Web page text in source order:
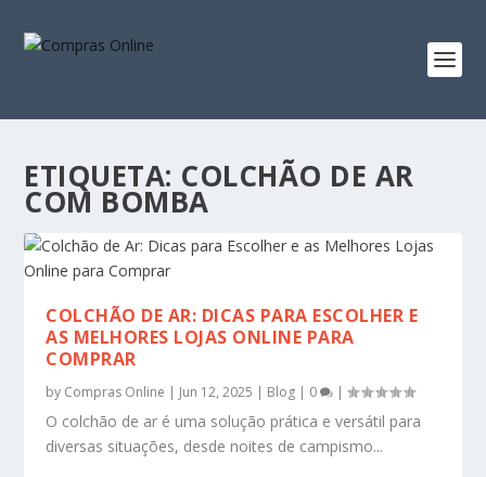
ETIQUETA: COLCHÃO DE AR
COM BOMBA
COLCHÃO DE AR: DICAS PARA ESCOLHER E
AS MELHORES LOJAS ONLINE PARA
COMPRAR
by Compras Online | Jun 12, 2025 | Blog | 0 |
O colchão de ar é uma solução prática e versátil para
diversas situações, desde noites de campismo...